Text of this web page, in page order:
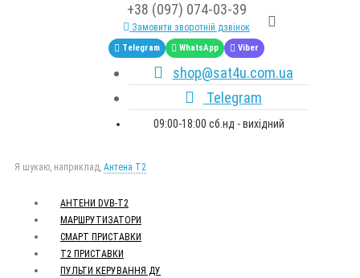
+38 (097) 074-03-39
Замовити зворотній дзвінок
Telegram WhatsApp Viber
shop@sat4u.com.ua
Telegram
09:00-18:00 сб.нд - вихідний
Я шукаю, наприклад, Антена Т2
АНТЕНИ DVB-Т2
МАРШРУТИЗАТОРИ
СМАРТ ПРИСТАВКИ
Т2 ПРИСТАВКИ
ПУЛЬТИ КЕРУВАННЯ ДУ